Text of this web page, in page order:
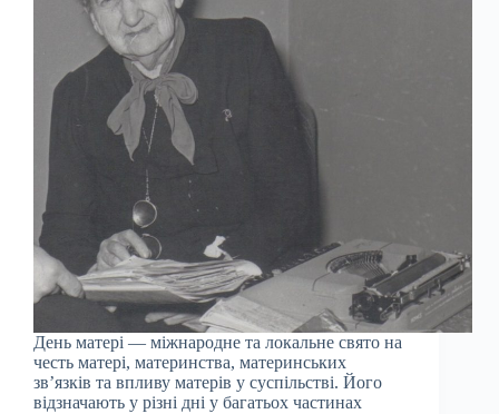
День матері — міжнародне та локальне свято на
честь матері, материнства, материнських
зв’язків та впливу матерів у суспільстві. Його
відзначають у різні дні у багатьох частинах